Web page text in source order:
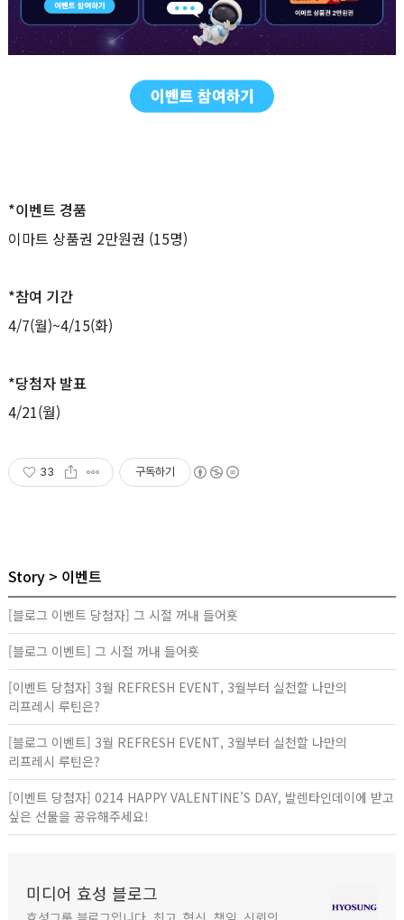
*이벤트 경품
이마트 상품권 2만원권 (15명)
*참여 기간
4/7(월)~4/15(화)
*당첨자 발표
4/21(월)
33 구독하기
Story 이벤트
[블로그 이벤트 당첨자] 그 시절 꺼내 들어횻
[블로그 이벤트] 그 시절 꺼내 들어횻
[이벤트 당첨자] 3월 REFRESH EVENT, 3월부터 실천할 나만의
리프레시 루틴은?
[블로그 이벤트] 3월 REFRESH EVENT, 3월부터 실천할 나만의
리프레시 루틴은?
[이벤트 당첨자] 0214 HAPPY VALENTINE’S DAY, 발렌타인데이에 받고
싶은 선물을 공유해주세요!
미디어 효성 블로그